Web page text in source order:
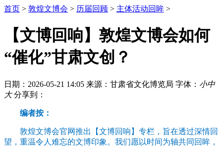
首页 > 敦煌文博会 > 历届回顾 > 主体活动回眸 >
【文博回响】敦煌文博会如何
“催化”甘肃文创？
日期：2026-05-21 14:05 来源：甘肃省文化博览局 字体： 小中
大 分享到：
编者按：
敦煌文博会官网推出【文博回响】专栏，旨在透过深情回
望，重温令人难忘的文博印象。我们愿以时间为轴共同回眸，